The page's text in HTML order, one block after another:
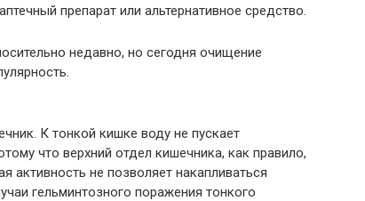
препарат или альтернативное средство.
недавно, но сегодня очищение
К тонкой кишке воду не пускает
что верхний отдел кишечника, как правило,
активность не позволяет накапливаться
гельминтозного поражения тонкого